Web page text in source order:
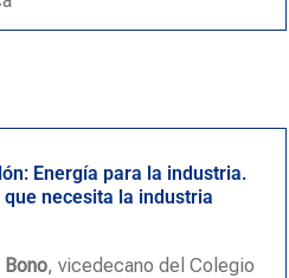
Energía para la industria.
necesita la industria
, vicedecano del Colegio